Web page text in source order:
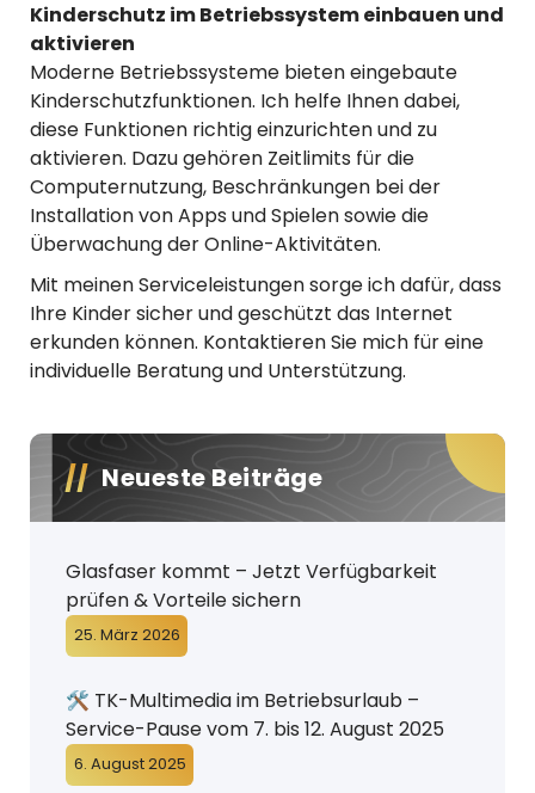
Kinderschutz im Betriebssystem einbauen und
aktivieren
Moderne Betriebssysteme bieten eingebaute
Kinderschutzfunktionen. Ich helfe Ihnen dabei,
diese Funktionen richtig einzurichten und zu
aktivieren. Dazu gehören Zeitlimits für die
Computernutzung, Beschränkungen bei der
Installation von Apps und Spielen sowie die
Überwachung der Online-Aktivitäten.
Mit meinen Serviceleistungen sorge ich dafür, dass
Ihre Kinder sicher und geschützt das Internet
erkunden können. Kontaktieren Sie mich für eine
individuelle Beratung und Unterstützung.
Neueste Beiträge
Glasfaser kommt – Jetzt Verfügbarkeit
prüfen & Vorteile sichern
25. März 2026
🛠️ TK-Multimedia im Betriebsurlaub –
Service-Pause vom 7. bis 12. August 2025
6. August 2025